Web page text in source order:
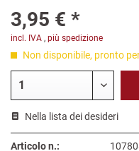
3,95 € *
incl. IVA , più spedizione
Non disponibile, pronto
Nella lista dei desideri
Articolo n.: